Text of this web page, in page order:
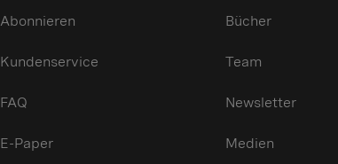
Abonnieren
Kundenservice
FAQ
E-Paper
Bücher
Team
Newsletter
Medien